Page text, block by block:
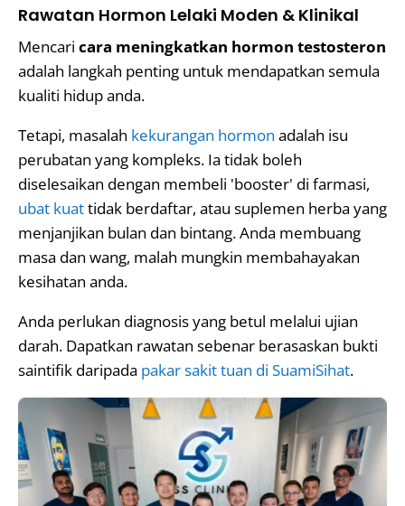
Rawatan Hormon Lelaki Moden & Klinikal
Mencari cara meningkatkan hormon testosteron
adalah langkah penting untuk mendapatkan semula
kualiti hidup anda.
Tetapi, masalah kekurangan hormon adalah isu
perubatan yang kompleks. Ia tidak boleh
diselesaikan dengan membeli 'booster' di farmasi,
ubat kuattidak berdaftar, atau suplemen herba yang
menjanjikan bulan dan bintang. Anda membuang
masa dan wang, malah mungkin membahayakan
kesihatan anda.
Anda perlukan diagnosis yang betul melalui ujian
darah. Dapatkan rawatan sebenar berasaskan bukti
saintifik daripada pakar sakit tuan di SuamiSihat.